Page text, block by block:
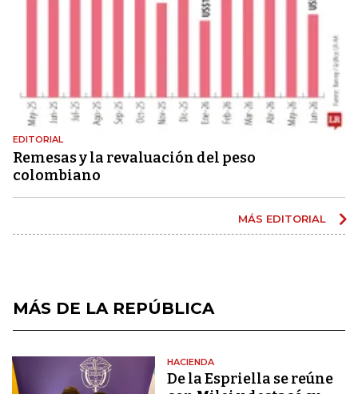
EDITORIAL
Remesas y la revaluación del peso
colombiano
MÁS EDITORIAL
MÁS DE LA REPÚBLICA
HACIENDA
De la Espriella se reúne